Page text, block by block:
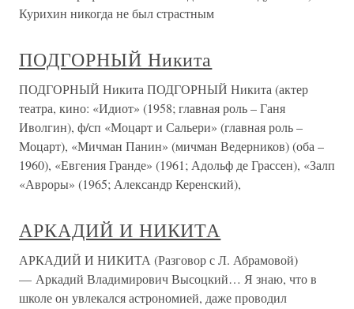
Курихин никогда не был страстным
ПОДГОРНЫЙ Никита
ПОДГОРНЫЙ Никита ПОДГОРНЫЙ Никита (актер
театра, кино: «Идиот» (1958; главная роль – Ганя
Иволгин), ф/сп «Моцарт и Сальери» (главная роль –
Моцарт), «Мичман Панин» (мичман Ведерников) (оба –
1960), «Евгения Гранде» (1961; Адольф де Грассен), «Залп
«Авроры» (1965; Александр Керенский),
АРКАДИЙ И НИКИТА
АРКАДИЙ И НИКИТА (Разговор с Л. Абрамовой)
— Аркадий Владимирович Высоцкий… Я знаю, что в
школе он увлекался астрономией, даже проводил